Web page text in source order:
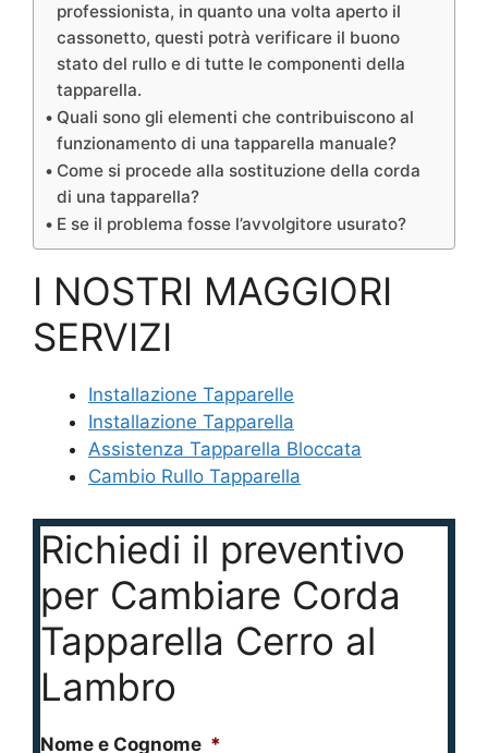
professionista, in quanto una volta aperto il
cassonetto, questi potrà verificare il buono
stato del rullo e di tutte le componenti della
tapparella.
Quali sono gli elementi che contribuiscono al
funzionamento di una tapparella manuale?
Come si procede alla sostituzione della corda
di una tapparella?
E se il problema fosse l’avvolgitore usurato?
I NOSTRI MAGGIORI
SERVIZI
Installazione Tapparelle
Installazione Tapparella
Assistenza Tapparella Bloccata
Cambio Rullo Tapparella
Richiedi il preventivo
per Cambiare Corda
Tapparella Cerro al
Lambro
Nome e Cognome *